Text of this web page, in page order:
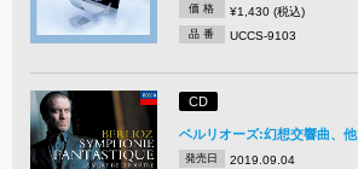
価 格 ¥1,430 (税込)
品 番 UCCS-9103
CD
ベルリオーズ:幻想交響曲、他
発売日 2019.09.04